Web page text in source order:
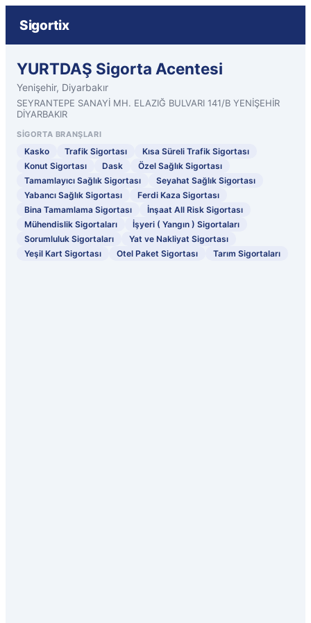
Sigortix
YURTDAŞ Sigorta Acentesi
Yenişehir, Diyarbakır
SEYRANTEPE SANAYİ MH. ELAZIĞ BULVARI 141/B YENİŞEHİR
DİYARBAKIR
SIGORTA BRANŞLARI
Kasko Trafik Sigortası
Kısa Süreli Trafik Sigortası
Konut Sigortası
Dask
Özel Sağlık Sigortası
Tamamlayıcı Sağlık Sigortası
Seyahat Sağlık Sigortası
Yabancı Sağlık Sigortası
Ferdi Kaza Sigortası
Bina Tamamlama Sigortası
İnşaat All Risk Sigortası
Mühendislik Sigortaları
İşyeri ( Yangın ) Sigortaları
Sorumluluk Sigortaları
Yat ve Nakliyat Sigortası
Yeşil Kart Sigortası
Otel Paket Sigortası Tarım Sigortaları